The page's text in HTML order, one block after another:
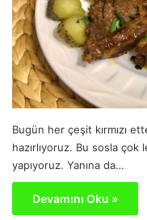
Bugün her çeşit kırmızı
hazırlıyoruz. Bu sosla çok
yapıyoruz. Yanına da…
Devamını Oku »